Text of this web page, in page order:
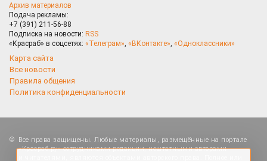
Архив материалов
Подача рекламы:
+7 (391) 211-56-88
Подписка на новости: RSS
«Красраб» в соцсетях: «Телеграм», «ВКонтакте», «Одноклассники»
Карта сайта
Все новости
Правила общения
Политика конфиденциальности
Все права защищены. Любые материалы, размещённые на портале
«Красраб.ру» сотрудниками редакции, нештатными авторами
использование cookies, которые применяются для